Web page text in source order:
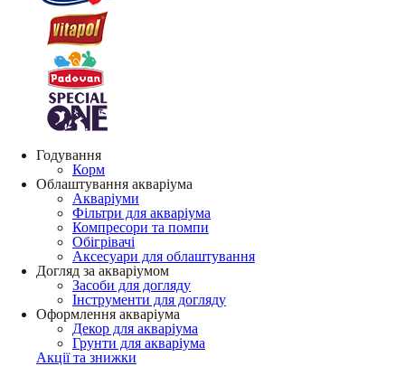
Годування
Корм
Облаштування акваріума
Акваріуми
Фільтри для акваріума
Компресори та помпи
Обігрівачі
Аксесуари для облаштування
Догляд за акваріумом
Засоби для догляду
Інструменти для догляду
Оформлення акваріума
Декор для акваріума
Грунти для акваріума
Акції та знижки